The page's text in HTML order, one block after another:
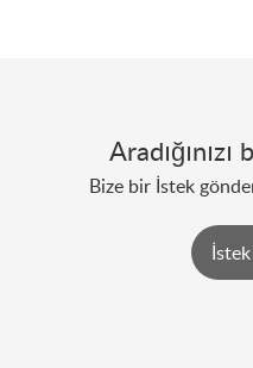
Aradığınızı
Bize bir İstek